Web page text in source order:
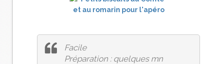
Facile
Préparation : quelques mn